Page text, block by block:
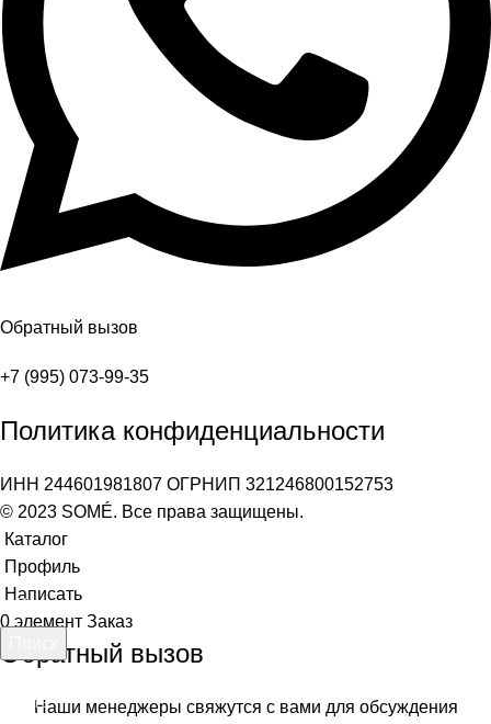
Обратный вызов
+7 (995) 073-99-35
Политика конфиденциальности
ИНН 244601981807 ОГРНИП 321246800152753
© 2023 SOMÉ. Все права защищены.
Начните вводить текст, чтобы увидеть товары, которые вы
ищете.
Каталог
Профиль
Написать
0 элемент Заказ
Обратный вызов
Наши менеджеры свяжутся с вами для обсуждения